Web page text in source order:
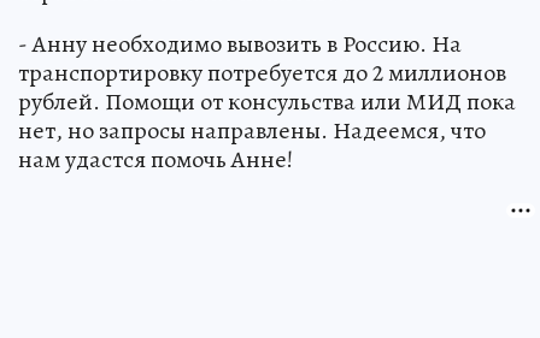
- Анну необходимо вывозить в Россию. На
транспортировку потребуется до 2 миллионов
рублей. Помощи от консульства или МИД пока
нет, но запросы направлены. Надеемся, что
нам удастся помочь Анне!